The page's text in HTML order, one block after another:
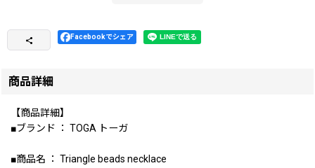
Facebookでシェア
商品詳細
【商品詳細】
■ブランド ： TOGA トーガ
■商品名 ： Triangle beads necklace